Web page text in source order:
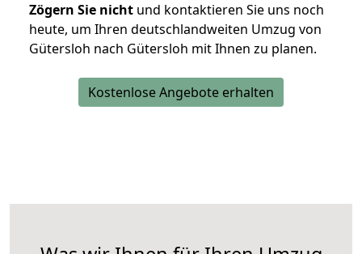
Zögern Sie nicht und kontaktieren Sie uns noch
heute, um Ihren deutschlandweiten Umzug von
Gütersloh nach Gütersloh mit Ihnen zu planen.
Kostenlose Angebote erhalten